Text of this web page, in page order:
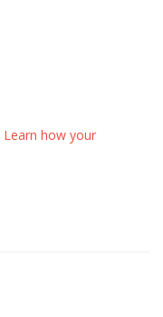
Learn how your